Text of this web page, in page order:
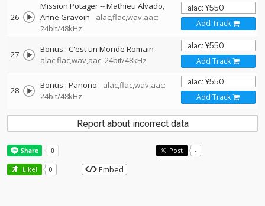
26
Mission Potager--Mathieu Alvado
Anne Gravoin
alac,flac,wav,aac:
24bit/48kHz
Add Track
27
Bonus : C'est un Monde Romain
alac,flac,wav,aac: 24bit/48kHz
Add Track
28 Bonus : Panono
alac,flac,wav,aac:
24bit/48kHz
Add Track
Report about incorrect data
Post -
Like! 0 Embed